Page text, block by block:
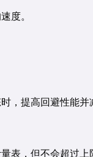
度。
，提高回避性能并
表，但不会超过上